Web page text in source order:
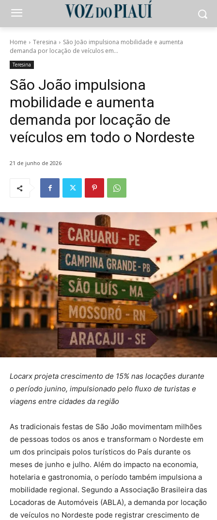
Home Teresina
São João impulsiona mobilidade e aumenta
demanda por locação de veículos em...
Teresina
São João impulsiona
mobilidade e aumenta
demanda por locação de
veículos em todo o Nordeste
21 de junho de 2026
Locarx projeta crescimento de 15% nas locações durante
o período junino, impulsionado pelo fluxo de turistas e
viagens entre cidades da região
As tradicionais festas de São João movimentam milhões
de pessoas todos os anos e transformam o Nordeste em
um dos principais polos turísticos do País durante os
meses de junho e julho. Além do impacto na economia,
hotelaria e gastronomia, o período também impulsiona a
mobilidade regional. Segundo a Associação Brasileira das
Locadoras de Automóveis (ABLA), a demanda por locação
de veículos no Nordeste pode registrar crescimento de